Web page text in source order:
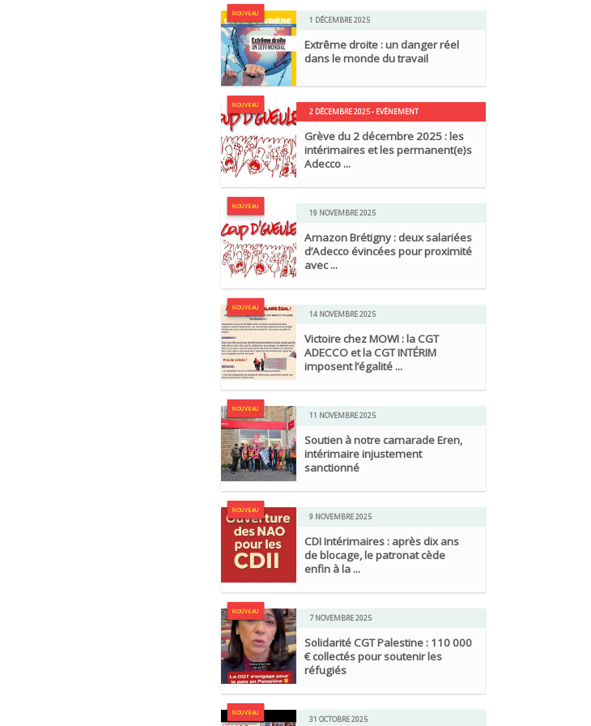
NOUVEAU
1 DÉCEMBRE 2025
Extrême droite : un danger réel
dans le monde du travail
NOUVEAU
2 DÉCEMBRE 2025 - EVÈNEMENT
Grève du 2 décembre 2025 : les
intérimaires et les permanent(e)s
Adecco ...
NOUVEAU
19 NOVEMBRE 2025
Amazon Brétigny : deux salariées
d’Adecco évincées pour proximité
avec ...
NOUVEAU
14 NOVEMBRE 2025
Victoire chez MOWI : la CGT
ADECCO et la CGT INTÉRIM
imposent l’égalité ...
NOUVEAU
11 NOVEMBRE 2025
Soutien à notre camarade Eren,
intérimaire injustement
sanctionné
NOUVEAU
9 NOVEMBRE 2025
CDI Intérimaires : après dix ans
de blocage, le patronat cède
enfin à la ...
NOUVEAU
7 NOVEMBRE 2025
Solidarité CGT Palestine : 110 000
€ collectés pour soutenir les
réfugiés
NOUVEAU
31 OCTOBRE 2025